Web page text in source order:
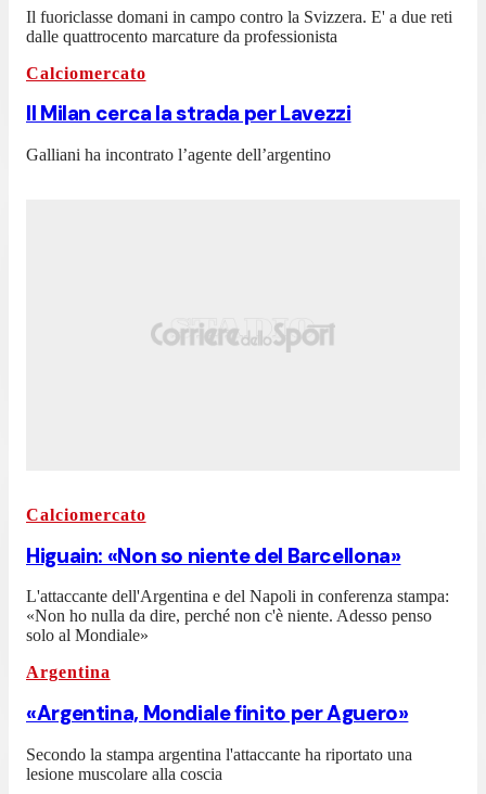
Il fuoriclasse domani in campo contro la Svizzera. E' a due reti
dalle quattrocento marcature da professionista
Calciomercato
Il Milan cerca la strada per Lavezzi
Galliani ha incontrato l’agente dell’argentino
Calciomercato
Higuain: «Non so niente del Barcellona»
L'attaccante dell'Argentina e del Napoli in conferenza stampa:
«Non ho nulla da dire, perché non c'è niente. Adesso penso
solo al Mondiale»
Argentina
«Argentina, Mondiale finito per Aguero»
Secondo la stampa argentina l'attaccante ha riportato una
lesione muscolare alla coscia